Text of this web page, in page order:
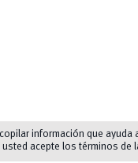
información que ayuda
acepte los términos de